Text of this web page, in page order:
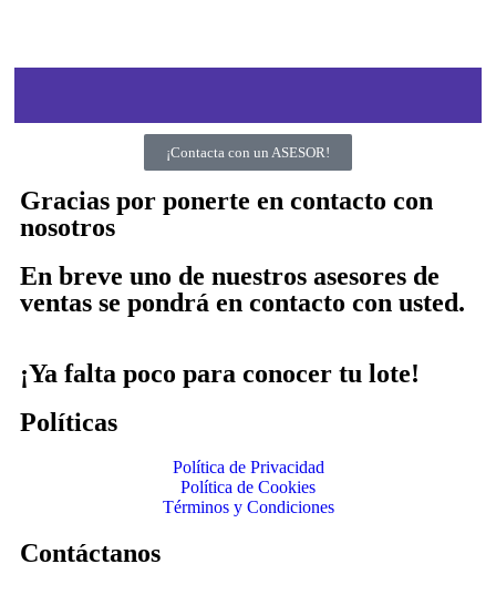
¡Contacta con un ASESOR!
Gracias por ponerte en contacto con
nosotros
En breve uno de nuestros asesores de
ventas se pondrá en contacto con usted.
¡Ya falta poco para conocer tu lote!
Políticas
Política de Privacidad
Política de Cookies
Términos y Condiciones
Contáctanos